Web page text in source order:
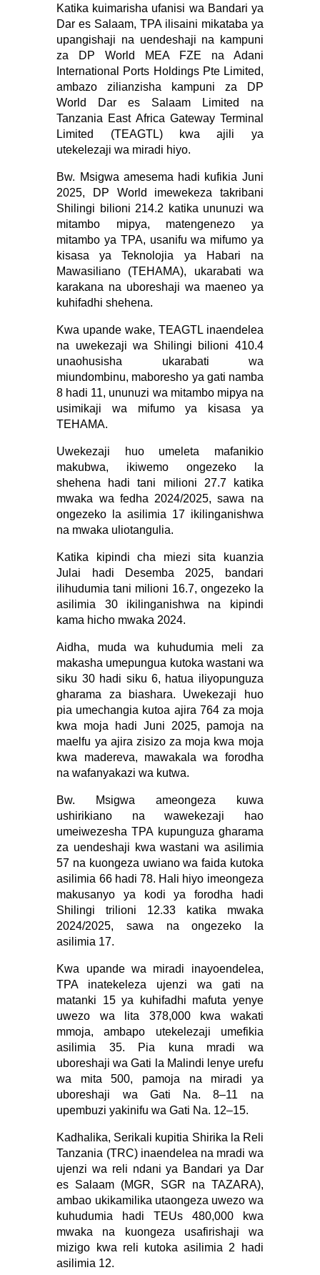
Katika kuimarisha ufanisi wa Bandari ya
Dar es Salaam, TPA ilisaini mikataba ya
upangishaji na uendeshaji na kampuni
za DP World MEA FZE na Adani
International Ports Holdings Pte Limited,
ambazo zilianzisha kampuni za DP
World Dar es Salaam Limited na
Tanzania East Africa Gateway Terminal
Limited (TEAGTL) kwa ajili ya
utekelezaji wa miradi hiyo.
Bw. Msigwa amesema hadi kufikia Juni
2025, DP World imewekeza takribani
Shilingi bilioni 214.2 katika ununuzi wa
mitambo mipya, matengenezo ya
mitambo ya TPA, usanifu wa mifumo ya
kisasa ya Teknolojia ya Habari na
Mawasiliano (TEHAMA), ukarabati wa
karakana na uboreshaji wa maeneo ya
kuhifadhi shehena.
Kwa upande wake, TEAGTL inaendelea
na uwekezaji wa Shilingi bilioni 410.4
unaohusisha ukarabati wa
miundombinu, maboresho ya gati namba
8 hadi 11, ununuzi wa mitambo mipya na
usimikaji wa mifumo ya kisasa ya
TEHAMA.
Uwekezaji huo umeleta mafanikio
makubwa, ikiwemo ongezeko la
shehena hadi tani milioni 27.7 katika
mwaka wa fedha 2024/2025, sawa na
ongezeko la asilimia 17 ikilinganishwa
na mwaka uliotangulia.
Katika kipindi cha miezi sita kuanzia
Julai hadi Desemba 2025, bandari
ilihudumia tani milioni 16.7, ongezeko la
asilimia 30 ikilinganishwa na kipindi
kama hicho mwaka 2024.
Aidha, muda wa kuhudumia meli za
makasha umepungua kutoka wastani wa
siku 30 hadi siku 6, hatua iliyopunguza
gharama za biashara. Uwekezaji huo
pia umechangia kutoa ajira 764 za moja
kwa moja hadi Juni 2025, pamoja na
maelfu ya ajira zisizo za moja kwa moja
kwa madereva, mawakala wa forodha
na wafanyakazi wa kutwa.
Bw. Msigwa ameongeza kuwa
ushirikiano na wawekezaji hao
umeiwezesha TPA kupunguza gharama
za uendeshaji kwa wastani wa asilimia
57 na kuongeza uwiano wa faida kutoka
asilimia 66 hadi 78. Hali hiyo imeongeza
makusanyo ya kodi ya forodha hadi
Shilingi trilioni 12.33 katika mwaka
2024/2025, sawa na ongezeko la
asilimia 17.
Kwa upande wa miradi inayoendelea,
TPA inatekeleza ujenzi wa gati na
matanki 15 ya kuhifadhi mafuta yenye
uwezo wa lita 378,000 kwa wakati
mmoja, ambapo utekelezaji umefikia
asilimia 35. Pia kuna mradi wa
uboreshaji wa Gati la Malindi lenye urefu
wa mita 500, pamoja na miradi ya
uboreshaji wa Gati Na. 8–11 na
upembuzi yakinifu wa Gati Na. 12–15.
Kadhalika, Serikali kupitia Shirika la Reli
Tanzania (TRC) inaendelea na mradi wa
ujenzi wa reli ndani ya Bandari ya Dar
es Salaam (MGR, SGR na TAZARA),
ambao ukikamilika utaongeza uwezo wa
kuhudumia hadi TEUs 480,000 kwa
mwaka na kuongeza usafirishaji wa
mizigo kwa reli kutoka asilimia 2 hadi
asilimia 12.